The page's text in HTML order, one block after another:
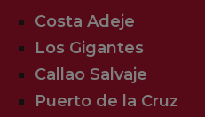
Costa Adeje
Los Gigantes
Callao Salvaje
Puerto de la Cruz